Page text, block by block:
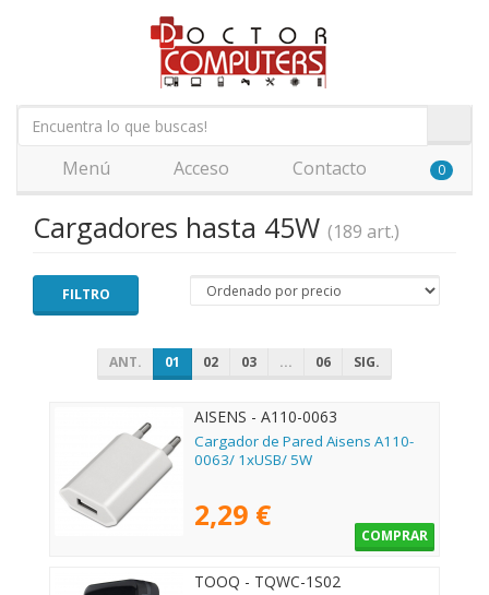
Menú Acceso Contacto 0
Cargadores hasta 45W (189 art.)
FILTRO
ANT. 01 02 03 ... 06 SIG.
AISENS - A110-0063
Cargador de Pared Aisens A110-
0063/ 1xUSB/ 5W
2,29 €
COMPRAR
TOOQ - TQWC-1S02